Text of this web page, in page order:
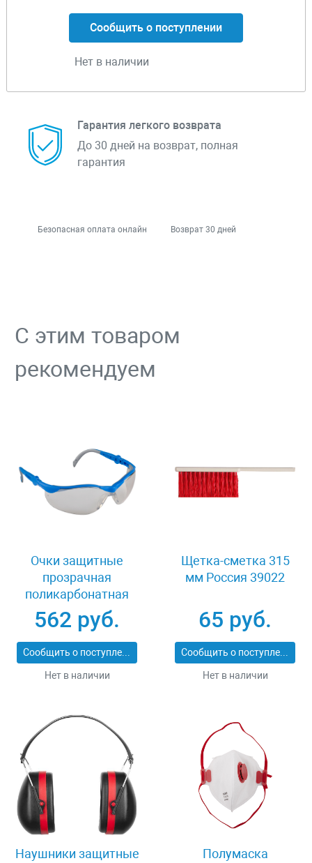
Сообщить о поступлении
Нет в наличии
Гарантия легкого возврата
До 30 дней на возврат, полная
гарантия
Безопасная оплата онлайн Возврат 30 дней
С этим товаром
рекомендуем
Очки защитные
прозрачная
поликарбонатная
монолинза ЗУБР
ЭКСПЕРТ 110310
562 руб.
Сообщить о поступлении
Нет в наличии
Щетка-сметка 315
мм Россия 39022
65 руб.
Сообщить о поступлении
Нет в наличии
Наушники защитные Полумаска